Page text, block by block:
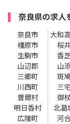
奈良県の求人
奈良市 大和
橿原市
桜
生駒市
香
山辺郡
山
三郷町
斑
川西町
三
曽爾村
御
明日香村
北葛
広陵町
河